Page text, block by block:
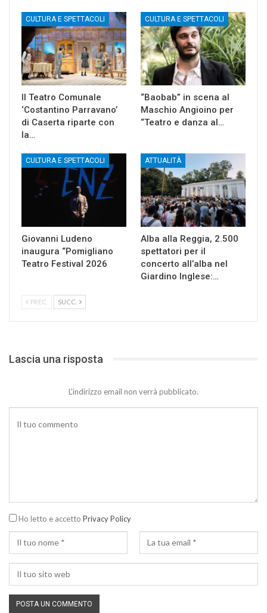
CULTURA E SPETTACOLI
Il Teatro Comunale
‘Costantino Parravano’
di Caserta riparte con
la…
CULTURA E SPETTACOLI
“Baobab” in scena al
Maschio Angioino per
“Teatro e danza al…
CULTURA E SPETTACOLI
Giovanni Ludeno
inaugura “Pomigliano
Teatro Festival 2026
ATTUALITÀ
Alba alla Reggia, 2.500
spettatori per il
concerto all’alba nel
Giardino Inglese:…
PREC. SUCC.
Lascia una risposta
L'indirizzo email non verrà pubblicato.
Ho letto e accetto Privacy Policy